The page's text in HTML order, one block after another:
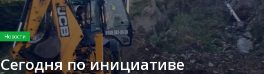
Новости
Сегодня по инициативе